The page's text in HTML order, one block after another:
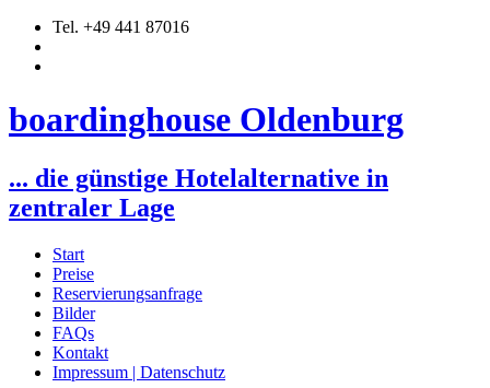
Tel. +49 441 87016
boardinghouse Oldenburg
... die günstige Hotelalternative in
zentraler Lage
Start
Preise
Reservierungsanfrage
Bilder
FAQs
Kontakt
Impressum | Datenschutz